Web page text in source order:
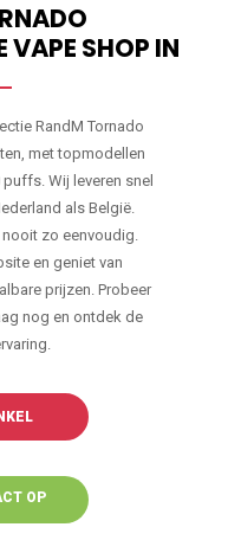
VAPE SHOP IN
RandM Tornado
met topmodellen
Wij leveren snel
als België.
zo eenvoudig.
en geniet van
prijzen. Probeer
nog en ontdek de
OP